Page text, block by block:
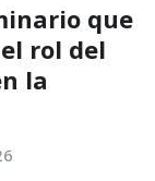
que
rol del
la